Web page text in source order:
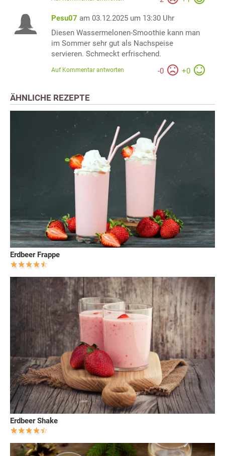
Pesu07 am 03.12.2025 um 13:30 Uhr
Diesen Wassermelonen-Smoothie kann man
im Sommer sehr gut als Nachspeise
servieren. Schmeckt erfrischend.
-0 +0
Auf Kommentar antworten
ÄHNLICHE REZEPTE
Erdbeer Frappe
Erdbeer Shake